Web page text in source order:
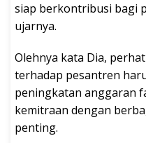
siap berkontribusi bagi
ujarnya.
Olehnya kata Dia,
terhadap pesantren
peningkatan anggaran
kemitraan dengan
penting.